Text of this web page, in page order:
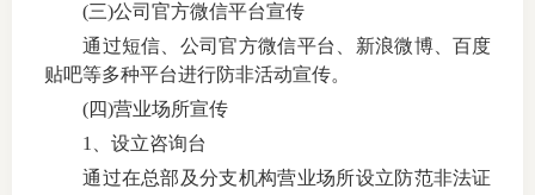
在线调
(三)公司官方微信平台宣传
通过短信、公司官方微信平台、新浪微博、百度
贴吧等多种平台进行防非活动宣传。
(四)营业场所宣传
1
、设立咨询台
通过在总部及分支机构营业场所设立防范非法证